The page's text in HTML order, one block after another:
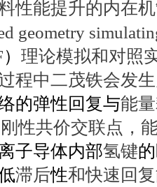
能提升的内在机
geometry
） 理论模拟和对照
程中二茂铁会发
的弹性回复与能
性共价交联点，
子导体内部氢键的
滞后性和快速回